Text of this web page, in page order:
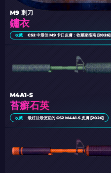
鏽衣
M9 刺刀
收藏 CS2 中最佳 M9 卡口皮膚：收藏家指南 [2026]
苔癬石英
M4A1-S
收藏 最好且最便宜的 CS2 M4A1-S 皮膚 [2026]